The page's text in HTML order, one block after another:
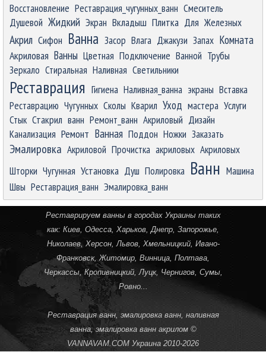
Восстановление Реставрация_чугунных_ванн Смеситель
Душевой Жидкий Экран Вкладыш Плитка Для Железных
Акрил Сифон Ванна Засор Влага Джакузи Запах Комната
Акриловая Ванны Цветная Подключение Ванной Трубы
Зеркало Стиральная Наливная Светильники
Реставрация Гигиена Наливная_ванна экраны Вставка
Реставрацию Чугунных Сколы Кварил Уход мастера Услуги
Стык Стакрил ванн Ремонт_ванн Акриловый Дизайн
Канализация Ремонт Ванная Поддон Ножки Заказать
Эмалировка Акриловой Прочистка акриловых Акриловых
Шторки Чугунная Установка Душ Полировка Ванн Машина
Швы Реставрация_ванн Эмалировка_ванн
Реставрируем ванны в городах Украины таких
как: Киев Одесса Харьков Днепр Запорожье
Николаев, Херсон, Львов, Хмельницкий, Ивано-
Франковск, Житомир Винница Полтава
Черкассы, Кропивницкий, Луцк, Чернигов, Сумы,
Ровно...
Реставрация ванн, эмалировка ванн, наливная
ванна, эмалировка ванн акрилом ©
VANNAVAM.COM Украина 2010-2026